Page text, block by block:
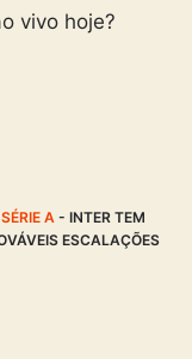
vivo hoje?
A - INTER TEM
ESCALAÇÕES